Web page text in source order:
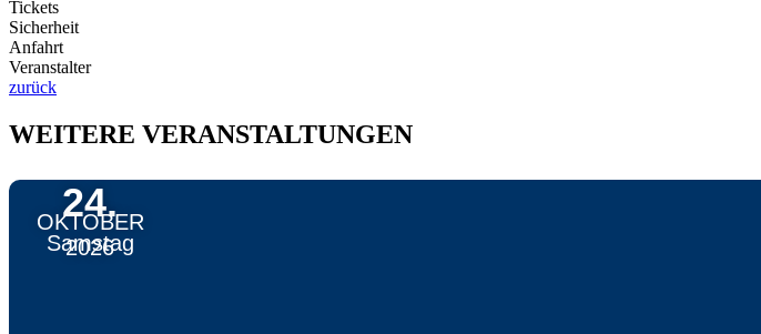
Tickets
Sicherheit
Anfahrt
Veranstalter
zurück
WEITERE VERANSTALTUNGEN
24.
OKTOBER
2026
Samstag